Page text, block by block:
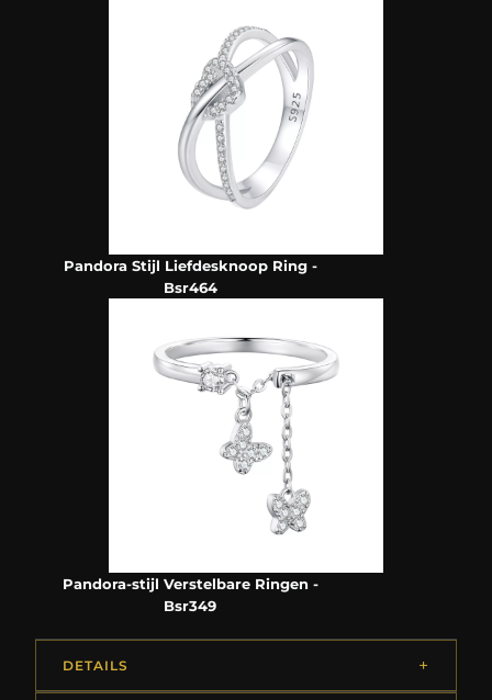
Pandora Stijl Liefdesknoop Ring -
Bsr464
Pandora-stijl Verstelbare Ringen -
Bsr349
DETAILS